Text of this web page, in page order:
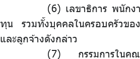
เลขาธิการ พนักง
ทุน รวมทั้งบุคคลในครอบครัวขอ
และลูกจ้างดังกล่าว
กรรมการในค